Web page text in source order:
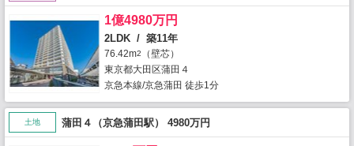
1億4980万円
2LDK / 築11年
76.42m2
（壁芯）
東京都大田区蒲田４
京急本線/京急蒲田 徒歩1分
土地 蒲田４（京急蒲田駅） 4980万円